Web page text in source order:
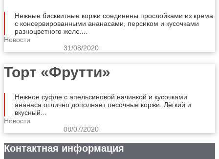
Нежные бисквитные коржи соединены прослойками из крема
с консервированными ананасами, персиком и кусочками
разноцветного желе....
Новости
31/08/2020
Торт «Фрутти»
Нежное суфле с апельсиновой начинкой и кусочками
ананаса отлично дополняет песочные коржи. Лёгкий и
вкусный...
Новости
08/07/2020
Контактная информация